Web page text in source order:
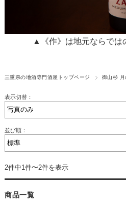
▲《作》は地元ならでは
三重県の地酒専門酒屋トップページ 御山杉 月
表示切替：
並び順：
2件中1件〜2件を表示
商品一覧